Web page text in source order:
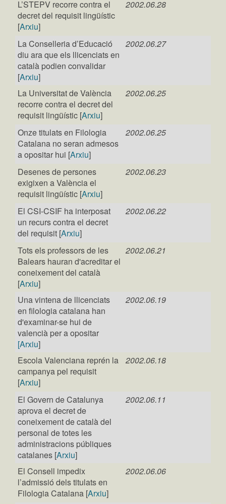
L’STEPV recorre contra el
decret del requisit lingüístic
[Arxiu]
2002.06.28
La Conselleria d’Educació
diu ara que els llicenciats en
català podien convalidar
[Arxiu]
2002.06.27
La Universitat de València
recorre contra el decret del
requisit lingüístic [Arxiu]
2002.06.25
Onze titulats en Filologia
Catalana no seran admesos
a opositar hui [Arxiu]
2002.06.25
Desenes de persones
exigixen a València el
requisit lingüístic [Arxiu]
2002.06.23
El CSI-CSIF ha interposat
un recurs contra el decret
del requisit [Arxiu]
2002.06.22
Tots els professors de les
Balears hauran d'acreditar el
coneixement del català
[Arxiu]
2002.06.21
Una vintena de llicenciats
en filologia catalana han
d'examinar-se hui de
valencià per a opositar
[Arxiu]
2002.06.19
Escola Valenciana reprén la
campanya pel requisit
[Arxiu]
2002.06.18
El Govern de Catalunya
aprova el decret de
coneixement de català del
personal de totes les
administracions públiques
catalanes [Arxiu]
2002.06.11
El Consell impedix
l’admissió dels titulats en
Filologia Catalana [Arxiu]
2002.06.06